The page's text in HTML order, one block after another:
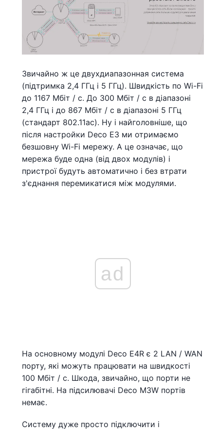
Звичайно ж це двухдиапазонная система
(підтримка 2,4 ГГц і 5 ГГц). Швидкість по Wi-Fi
до 1167 Мбіт / с. До 300 Мбіт / с в діапазоні
2,4 ГГц і до 867 Мбіт / с в діапазоні 5 ГГц
(стандарт 802.11ac). Ну і найголовніше, що
після настройки Deco E3 ми отримаємо
безшовну Wi-Fi мережу. А це означає, що
мережа буде одна (від двох модулів) і
пристрої будуть автоматично і без втрати
з'єднання перемикатися між модулями.
ad
На основному модулі Deco E4R є 2 LAN / WAN
порту, які можуть працювати на швидкості
100 Мбіт / с. Шкода, звичайно, що порти не
гігабітні. На підсилювачі Deco M3W портів
немає.
Систему дуже просто підключити і